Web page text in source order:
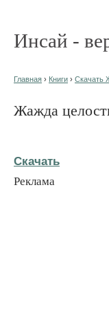
Инсай -
Главная › Книги › Скачать
Жажда
Скачать
Реклама